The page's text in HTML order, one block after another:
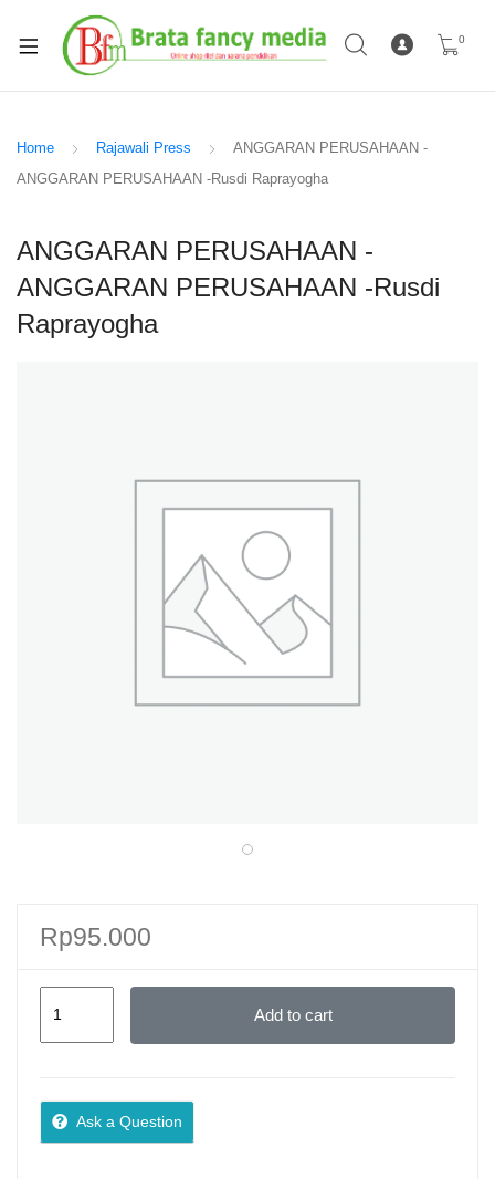
0
Home Rajawali Press
ANGGARAN PERUSAHAAN -
ANGGARAN PERUSAHAAN -Rusdi Raprayogha
ANGGARAN PERUSAHAAN -
ANGGARAN PERUSAHAAN -Rusdi
Raprayogha
Rp95.000
PERUSAHAAN
-
Add to cart
Ask a Question